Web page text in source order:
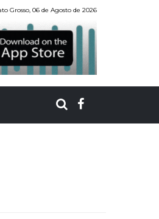
Grosso, 06 de Agosto de 2026